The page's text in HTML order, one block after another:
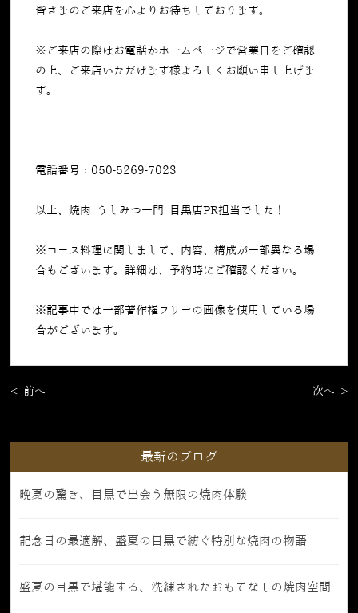
皆さまのご来店を心よりお待ちしております。
※ご来店の際はお電話かホームページで営業日をご確認
の上、ご来店いただけます様よろしくお願い申し上げま
す。
電話番号：050-5269-7023
以上、焼肉 うしみつ一門 目黒店PR担当でした！
※コース料理に関しまして、内容、構成が一部異なる場
合もございます。詳細は、予約時にご確認ください。
※記事中では一部著作権フリーの画像を使用している場
合がございます。
< 前へ 次へ >
最新のブログ
晩夏の驚き、目黒で出会う無限の焼肉体験
記念日の最適解、盛夏の目黒で紡ぐ特別な焼肉の物語
盛夏の目黒で堪能する、洗練されたおもてなしの焼肉空間